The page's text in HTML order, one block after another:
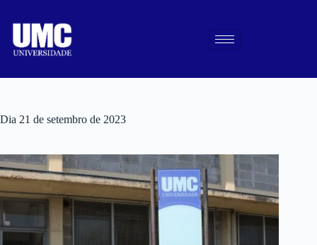
Dia 21 de setembro de 2023